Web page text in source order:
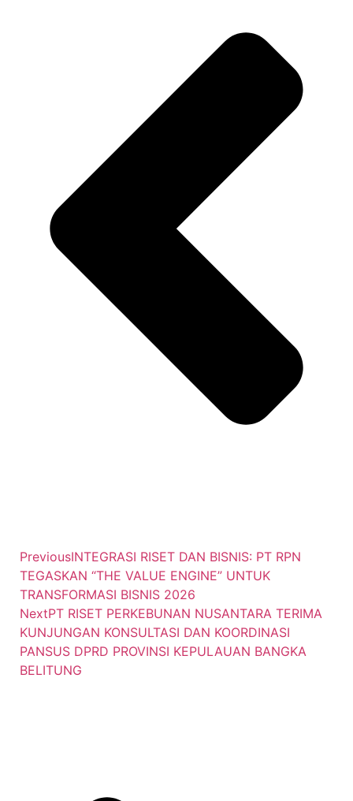
PreviousINTEGRASI RISET DAN BISNIS: PT RPN
TEGASKAN “THE VALUE ENGINE” UNTUK
TRANSFORMASI BISNIS 2026
NextPT RISET PERKEBUNAN NUSANTARA TERIMA
KUNJUNGAN KONSULTASI DAN KOORDINASI
PANSUS DPRD PROVINSI KEPULAUAN BANGKA
BELITUNG